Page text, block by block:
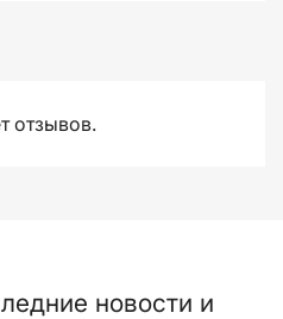
отзывов.
новости и